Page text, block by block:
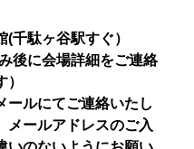
(千駄ヶ谷駅すぐ）
後に会場詳細をご連絡
ルにてご連絡いたし
メールアドレスのご入